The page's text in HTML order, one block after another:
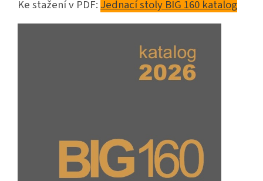
Ke stažení v PDF: Jednací stoly BIG 160 katalog